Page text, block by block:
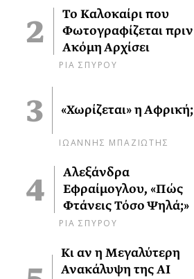
Το Καλοκαίρι που
Φωτογραφίζεται πριν
Ακόμη Αρχίσει
ΡΙΑ ΣΠΥΡΟΥ
«Χωρίζεται» η Αφρική;
ΙΩΑΝΝΗΣ ΜΠΑΖΙΩΤΗΣ
Αλεξάνδρα
Εφραίμογλου, «Πώς
Φτάνεις Τόσο Ψηλά;»
ΡΙΑ ΣΠΥΡΟΥ
Κι αν η Μεγαλύτερη
Ανακάλυψη της AI